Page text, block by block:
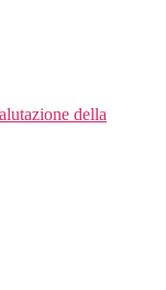
della